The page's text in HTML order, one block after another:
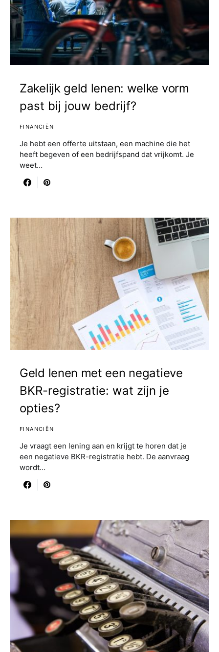
Zakelijk geld lenen: welke vorm
past bij jouw bedrijf?
FINANCIËN
Je hebt een offerte uitstaan, een machine die het
heeft begeven of een bedrijfspand dat vrijkomt. Je
weet…
Geld lenen met een negatieve
BKR-registratie: wat zijn je
opties?
FINANCIËN
Je vraagt een lening aan en krijgt te horen dat je
een negatieve BKR-registratie hebt. De aanvraag
wordt…